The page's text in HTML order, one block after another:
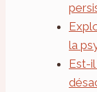
la
Est-